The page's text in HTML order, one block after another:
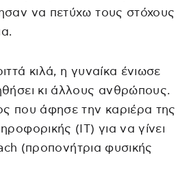
να πετύχω τους στόχους
κιλά, η γυναίκα ένιωσε
κι άλλους ανθρώπους.
που άφησε την καριέρα της
(IT) για να γίνει
(προπονήτρια φυσικής